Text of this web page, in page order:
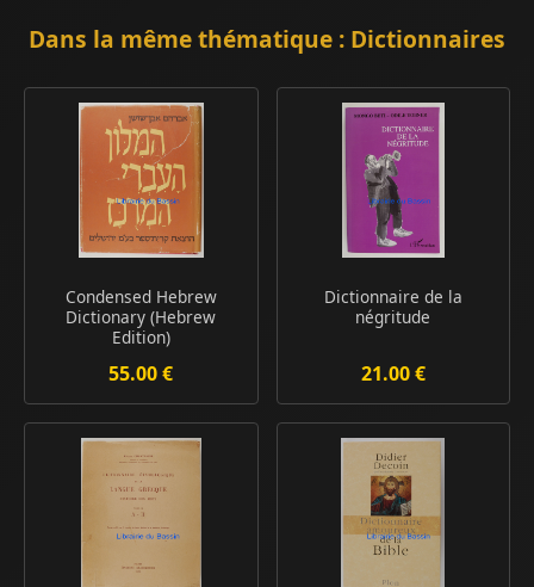
Dans la même thématique : Dictionnaires
Condensed Hebrew
Dictionary (Hebrew
Edition)
55.00 €
Dictionnaire de la
négritude
21.00 €